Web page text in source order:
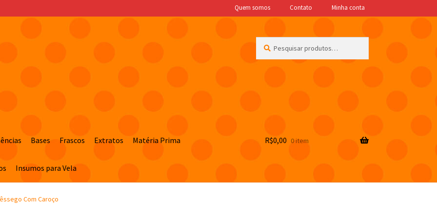
Quem somos Contato Minha conta
por:
Bases Frascos Extratos Matéria Prima
Insumos para Vela
R$0,00 0 item
Com Caroço